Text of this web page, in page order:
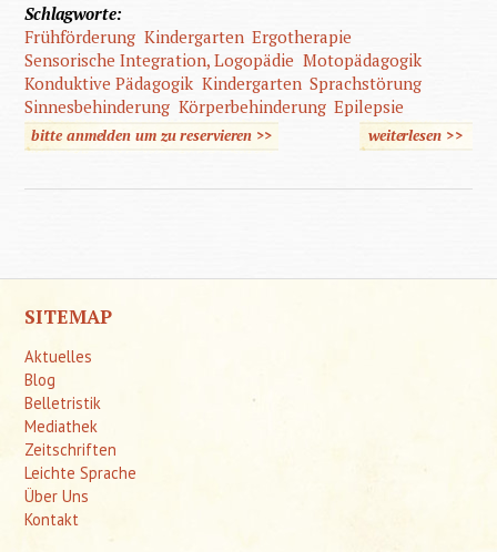
Schlagworte:
Frühförderung Kindergarten Ergotherapie
Sensorische Integration, Logopädie Motopädagogik
Konduktive Pädagogik Kindergarten Sprachstörung
Sinnesbehinderung Körperbehinderung Epilepsie
bitte anmelden um zu reservieren >> weiterlesen
über
>>
SITEMAP
Aktuelles
Blog
Belletristik
Mediathek
Zeitschriften
Leichte Sprache
Über Uns
Kontakt